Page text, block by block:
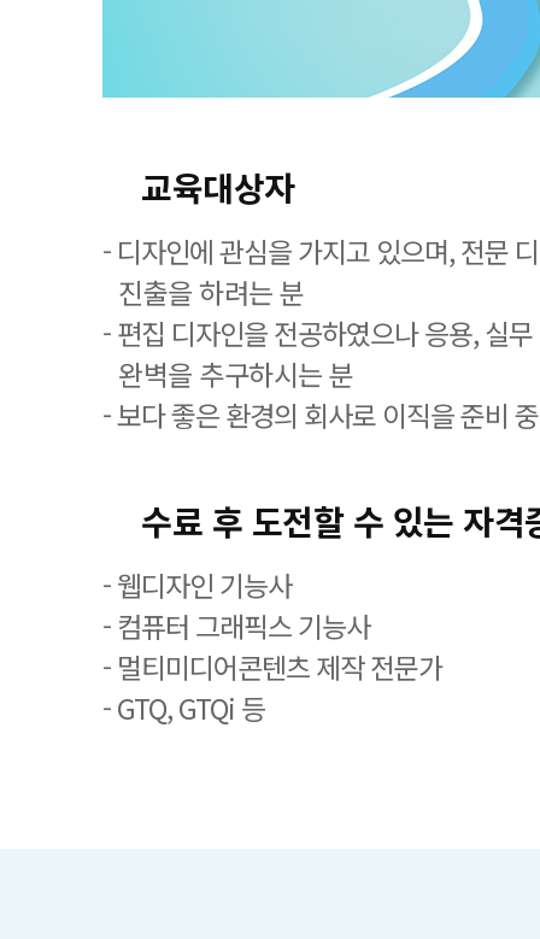
교육대상자
- 디자인에 관심을 가지고 있으며, 전문
진출을 하려는 분
- 편집 디자인을 전공하였으나 응용, 실
완벽을 추구하시는 분
- 보다 좋은 환경의 회사로 이직을 준비
수료 후 도전할 수 있는 자격
- 웹디자인 기능사
- 컴퓨터 그래픽스 기능사
- 멀티미디어콘텐츠 제작 전문가
- GTQ, GTQi 등